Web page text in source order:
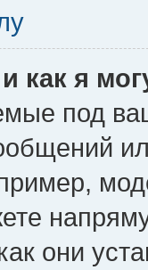
как я
под
они